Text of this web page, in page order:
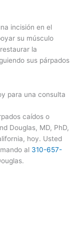
incisión en el
su músculo
la
sus párpados
para una consulta
caídos o
Douglas, MD, PhD,
hoy. Usted
al 310-657-